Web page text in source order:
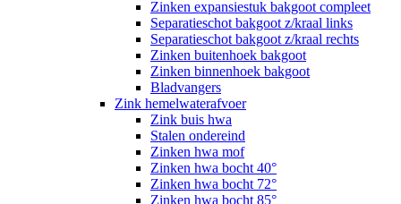
Zinken expansiestuk bakgoot compleet
Separatieschot bakgoot z/kraal links
Separatieschot bakgoot z/kraal rechts
Zinken buitenhoek bakgoot
Zinken binnenhoek bakgoot
Bladvangers
Zink hemelwaterafvoer
Zink buis hwa
Stalen ondereind
Zinken hwa mof
Zinken hwa bocht 40°
Zinken hwa bocht 72°
Zinken hwa bocht 85°